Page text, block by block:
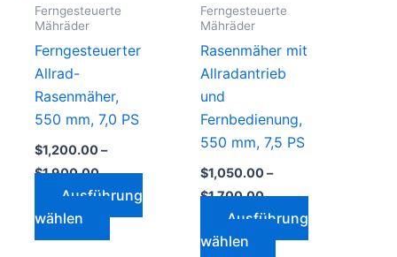
Ferngesteuerte
Mähräder
Ferngesteuerter
Allrad-
Rasenmäher,
550 mm, 7,0 PS
$1,200.00–
$1,900.00
Ausführung
wählen
Optionen
auf
Produktseite
gewählt
Ferngesteuerte
Mähräder
Rasenmäher mit
Allradantrieb
und
Fernbedienung,
550 mm, 7,5 PS
$1,050.00 –
$1,700.00
Ausführung
wählen
Optionen
auf
der
gewählt
werden